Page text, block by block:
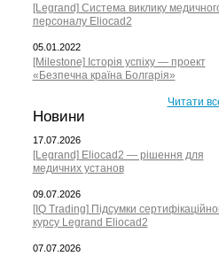
[Legrand] Система виклику
персоналу Eliocad2
05.01.2022
[Milestone] Історія успіху — проект
«Безпечна країна Болгарія»
Читати
Новини
17.07.2026
[Legrand] Eliocad2 — рішення для
медичних установ
09.07.2026
[IQ Trading] Підсумки
курсу Legrand Eliocad2
07.07.2026